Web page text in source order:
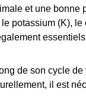
et une
potassium (K),
de son cycle
il est